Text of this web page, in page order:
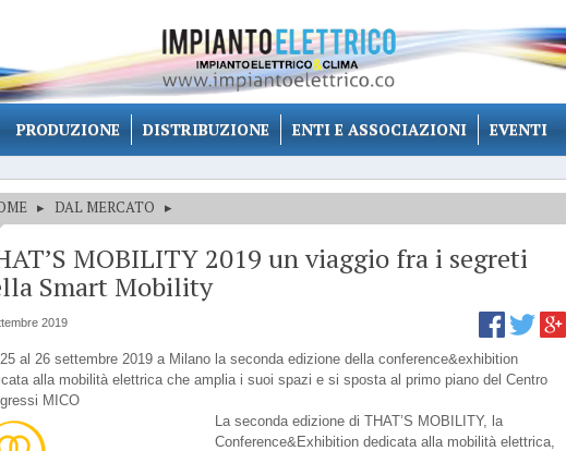
PRODUZIONE DISTRIBUZIONE ENTI E ASSOCIAZIONI EVENTI
▸ DAL MERCATO ▸
MOBILITY 2019 un viaggio fra i segreti
Smart Mobility
2019
al 26 settembre 2019 a Milano la seconda edizione della conference&exhibition
alla mobilità elettrica che amplia i suoi spazi e si sposta al primo piano del Centro
MICO
La seconda edizione di THAT’S MOBILITY, la
Conference&Exhibition dedicata alla mobilità elettrica,